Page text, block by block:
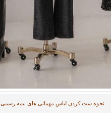
نحوه ست کردن لباس مهمانی های نیمه رسمی